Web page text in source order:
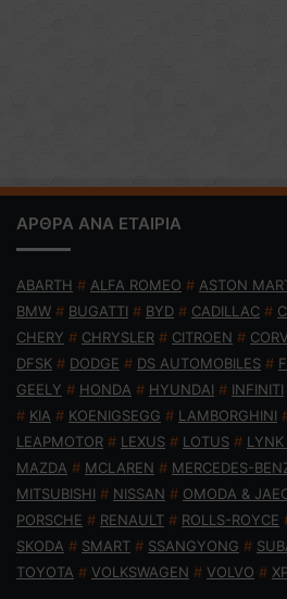
ΑΡΘΡΑ ΑΝΑ ΕΤΑΙΡΙΑ
ABARTH # ALFA ROMEO # ASTON
BMW # BUGATTI # BYD # CADILLAC #
CHERY # CHRYSLER # CITROEN #
DFSK # DODGE # DS AUTOMOBILES #
GEELY # HONDA # HYUNDAI # INFINITI
# KIA # KOENIGSEGG # LAMBORGHINI
LEAPMOTOR # LEXUS # LOTUS # LYNK
MAZDA # MCLAREN # MERCEDES-
MITSUBISHI # NISSAN # OMODA &
PORSCHE # RENAULT # ROLLS-ROYCE
SKODA # SMART # SSANGYONG #
TOYOTA # VOLKSWAGEN # VOLVO #